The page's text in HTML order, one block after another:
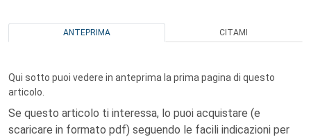
ANTEPRIMA CITAMI
Qui sotto puoi vedere in anteprima la prima pagina di questo
articolo.
Se questo articolo ti interessa, lo puoi acquistare (e
scaricare in formato pdf) seguendo le facili indicazioni per